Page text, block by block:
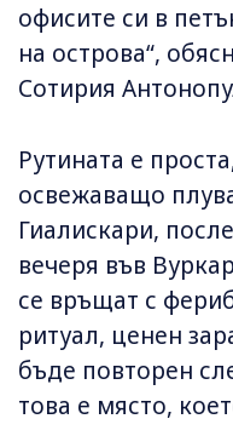
офисите си в
на острова“,
Сотирия
Рутината е
освежаващо
Гиалискари,
вечеря във
се връщат с
ритуал, ценен
бъде повторен
това е място,